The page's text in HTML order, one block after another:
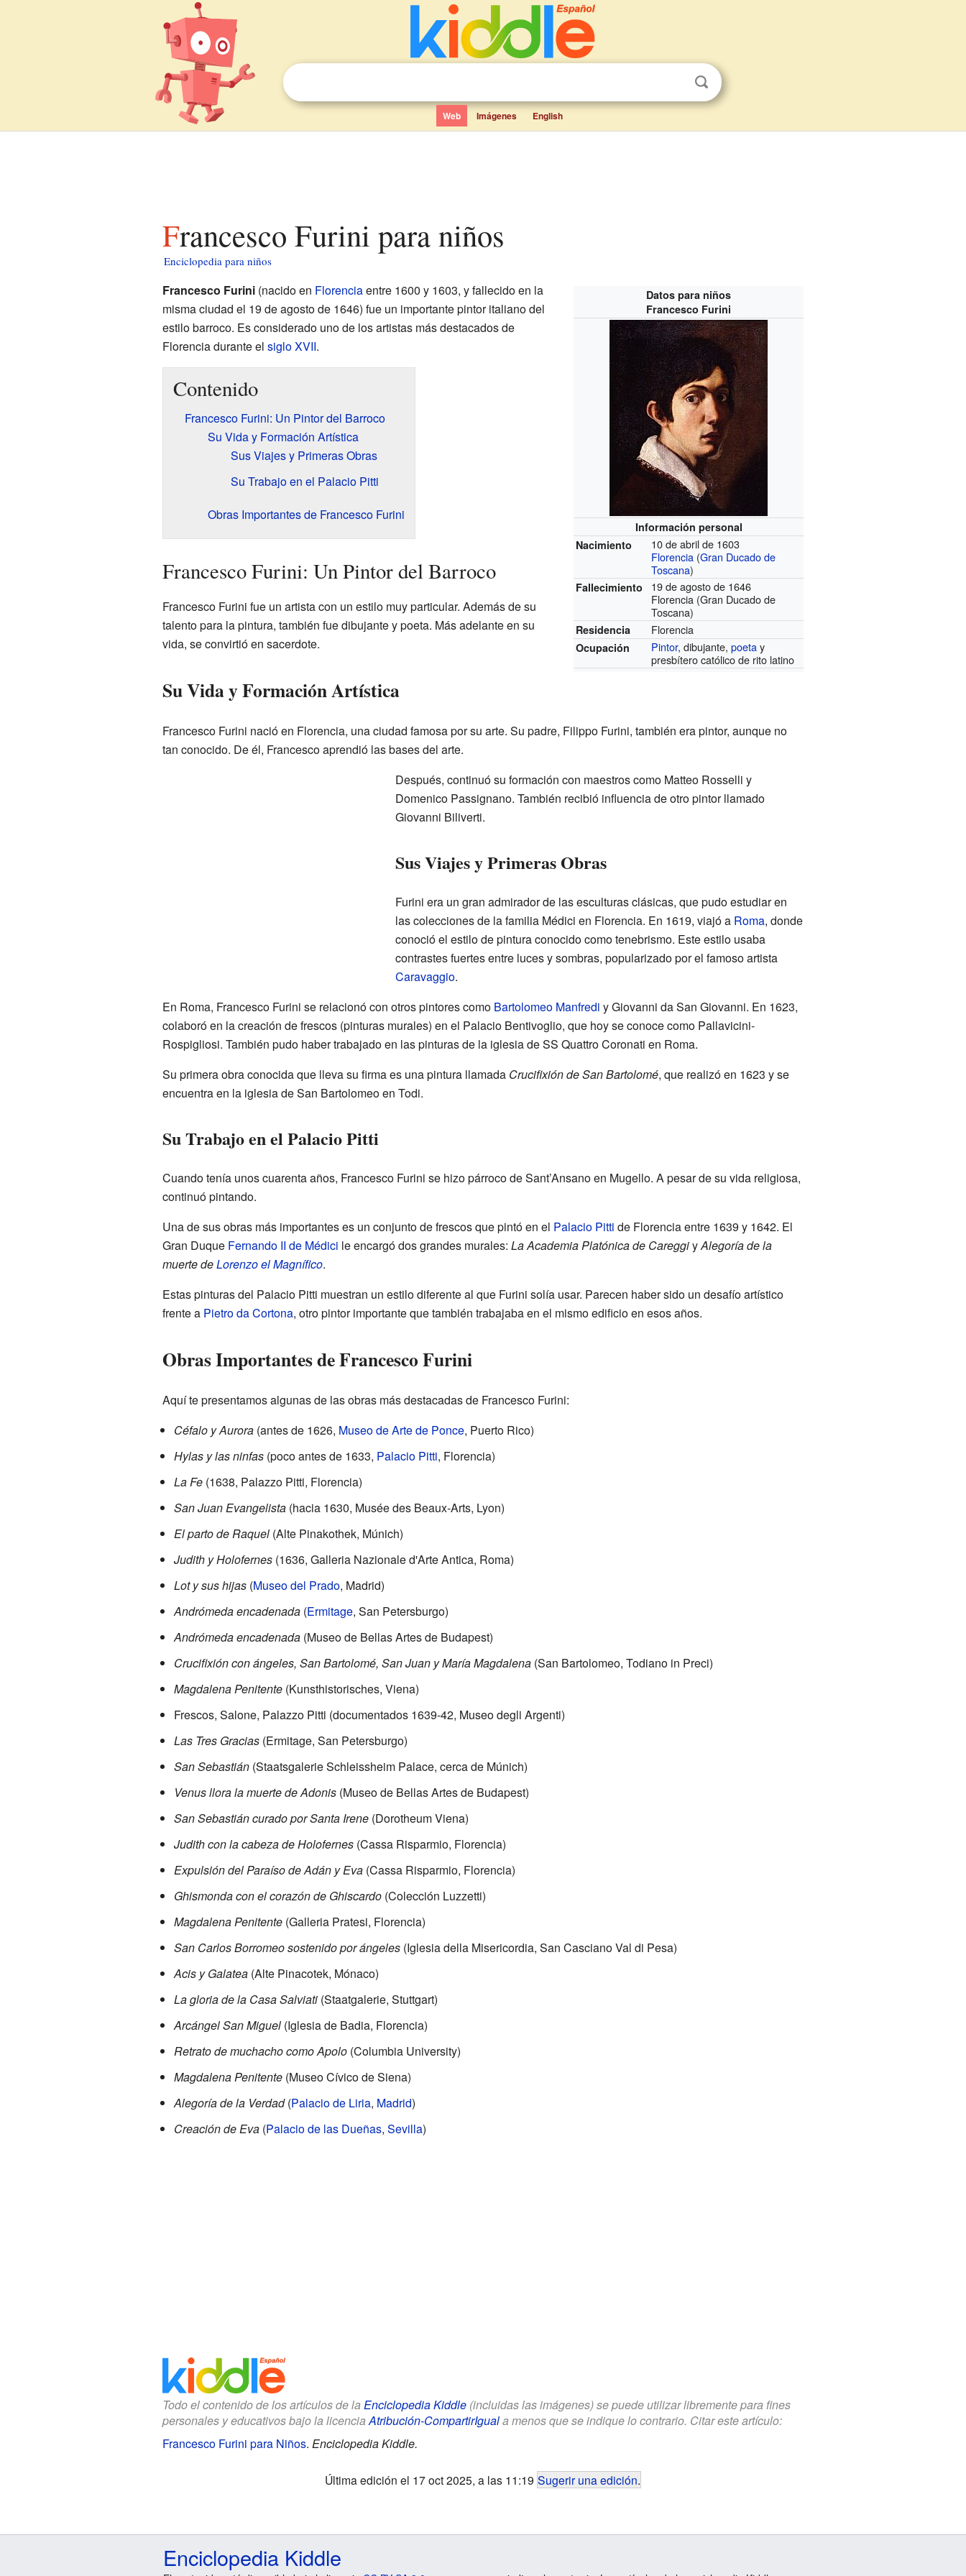
Web Imágenes English
Francesco Furini para niños
Enciclopedia para niños
Datos para niños
Francesco Furini
Información personal
Nacimiento
10 de abril de 1603
Florencia (Gran Ducado de
Toscana)
Fallecimiento
19 de agosto de 1646
Florencia (Gran Ducado de
Toscana)
Residencia Florencia
Ocupación Pintor, dibujante,poetay
presbítero católico de rito latino
Francesco Furini(nacido en Florenciaentre 1600 y 1603, y fallecido en la
misma ciudad el 19 de agosto de 1646) fue un importante pintor italiano del
estilo barroco. Es considerado uno de los artistas más destacados de
Florencia durante el siglo XVII.
Contenido
Francesco Furini: Un Pintor del Barroco
Su Vida y Formación Artística
Sus Viajes y Primeras Obras
Su Trabajo en el Palacio Pitti
Obras Importantes de Francesco Furini
Francesco Furini: Un Pintor del Barroco
Francesco Furini fue un artista con un estilo muy particular. Además de su
talento para la pintura, también fue dibujante y poeta. Más adelante en su
vida, se convirtió en sacerdote.
Su Vida y Formación Artística
Francesco Furini nació en Florencia, una ciudad famosa por su arte. Su padre, Filippo Furini, también era pintor, aunque no
tan conocido. De él, Francesco aprendió las bases del arte.
Después, continuó su formación con maestros como Matteo Rosselli y
Domenico Passignano. También recibió influencia de otro pintor llamado
Giovanni Biliverti.
Sus Viajes y Primeras Obras
Furini era un gran admirador de las esculturas clásicas, que pudo estudiar en
las colecciones de la familia Médici en Florencia. En 1619, viajó a Roma, donde
conoció el estilo de pintura conocido como tenebrismo. Este estilo usaba
contrastes fuertes entre luces y sombras, popularizado por el famoso artista
Caravaggio.
En Roma, Francesco Furini se relacionó con otros pintores como Bartolomeo Manfredi y Giovanni da San Giovanni. En 1623,
colaboró en la creación de frescos (pinturas murales) en el Palacio Bentivoglio, que hoy se conoce como Pallavicini-
Rospigliosi. También pudo haber trabajado en las pinturas de la iglesia de SS Quattro Coronati en Roma.
Su primera obra conocida que lleva su firma es una pintura llamada Crucifixión de San Bartolomé, que realizó en 1623 y se
encuentra en la iglesia de San Bartolomeo en Todi.
Su Trabajo en el Palacio Pitti
Cuando tenía unos cuarenta años, Francesco Furini se hizo párroco de Sant’Ansano en Mugello. A pesar de su vida religiosa,
continuó pintando.
Una de sus obras más importantes es un conjunto de frescos que pintó en el Palacio Pitti de Florencia entre 1639 y 1642. El
Gran Duque Fernando II de Médici le encargó dos grandes murales: La Academia Platónica de CareggiyAlegoría de la
muerte deLorenzo el Magnífico.
Estas pinturas del Palacio Pitti muestran un estilo diferente al que Furini solía usar. Parecen haber sido un desafío artístico
frente a Pietro da Cortona, otro pintor importante que también trabajaba en el mismo edificio en esos años.
Obras Importantes de Francesco Furini
Aquí te presentamos algunas de las obras más destacadas de Francesco Furini:
Céfalo y Aurora(antes de 1626, Museo de Arte de Ponce, Puerto Rico)
Hylas y las ninfas(poco antes de 1633, Palacio Pitti, Florencia)
La Fe(1638, Palazzo Pitti, Florencia)
San Juan Evangelista(hacia 1630, Musée des Beaux-Arts, Lyon)
El parto de Raquel(Alte Pinakothek, Múnich)
Judith y Holofernes(1636, Galleria Nazionale d'Arte Antica, Roma)
Lot y sus hijas(Museo del Prado, Madrid)
Andrómeda encadenada(Ermitage, San Petersburgo)
Andrómeda encadenada(Museo de Bellas Artes de Budapest)
Crucifixión con ángeles, San Bartolomé, San Juan y María Magdalena(San Bartolomeo, Todiano in Preci)
Magdalena Penitente(Kunsthistorisches, Viena)
Frescos, Salone, Palazzo Pitti (documentados 1639-42, Museo degli Argenti)
Las Tres Gracias(Ermitage, San Petersburgo)
San Sebastián(Staatsgalerie Schleissheim Palace, cerca de Múnich)
Venus llora la muerte de Adonis(Museo de Bellas Artes de Budapest)
San Sebastián curado por Santa Irene(Dorotheum Viena)
Judith con la cabeza de Holofernes(Cassa Risparmio, Florencia)
Expulsión del Paraíso de Adán y Eva(Cassa Risparmio, Florencia)
Ghismonda con el corazón de Ghiscardo(Colección Luzzetti)
Magdalena Penitente(Galleria Pratesi, Florencia)
San Carlos Borromeo sostenido por ángeles(Iglesia della Misericordia, San Casciano Val di Pesa)
Acis y Galatea(Alte Pinacotek, Mónaco)
La gloria de la Casa Salviati(Staatgalerie, Stuttgart)
Arcángel San Miguel(Iglesia de Badia, Florencia)
Retrato de muchacho como Apolo(Columbia University)
Magdalena Penitente(Museo Cívico de Siena)
Alegoría de la Verdad(Palacio de Liria, Madrid)
Creación de Eva(Palacio de las Dueñas, Sevilla)
Todo el contenido de los artículos de la Enciclopedia Kiddle(incluidas las imágenes) se puede utilizar libremente para fines
personales y educativos bajo la licenciaAtribución-CompartirIguala menos que se indique lo contrario. Citar este artículo:
Francesco Furini para Niños. Enciclopedia Kiddle.
Última edición el 17 oct 2025, a las 11:19 Sugerir una edición.
Enciclopedia Kiddle